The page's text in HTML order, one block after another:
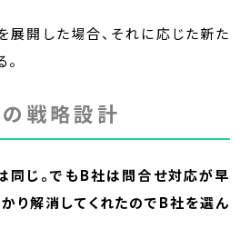
展開した場合、それに応じた新た
戦略設計
同じ。でもB社は問合せ対応が早
り解消してくれたのでB社を選ん